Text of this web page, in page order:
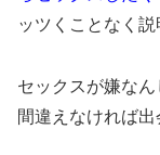
ッツくことなく説
セックスが嫌な
間違えなければ出